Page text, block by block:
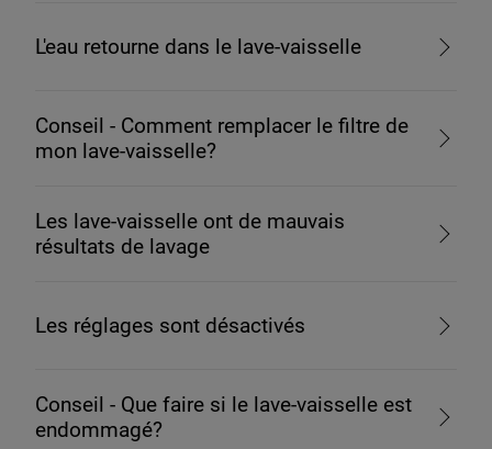
L'eau retourne dans le lave-vaisselle
Conseil - Comment remplacer le filtre de
mon lave-vaisselle?
Les lave-vaisselle ont de mauvais
résultats de lavage
Les réglages sont désactivés
Conseil - Que faire si le lave-vaisselle est
endommagé?